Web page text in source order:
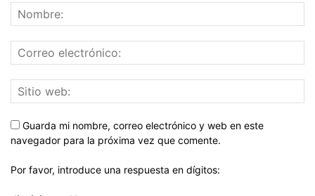
Guarda mi nombre, correo electrónico y web en este
navegador para la próxima vez que comente.
Por favor, introduce una respuesta en dígitos: